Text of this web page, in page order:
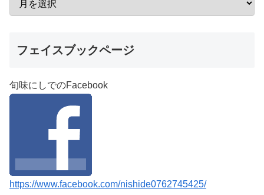
フェイスブックページ
旬味にしでのFacebook
https://www.facebook.com/nishide0762745425/